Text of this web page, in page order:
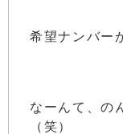
希望ナンバー
なーんて、の
（笑）